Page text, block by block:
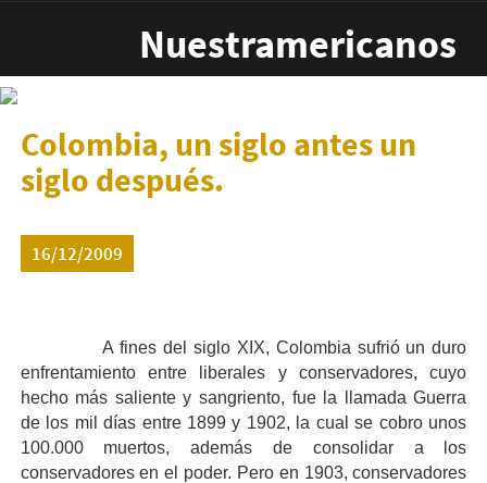
Nuestramericanos
Colombia, un siglo antes un
siglo después.
16/12/2009
A fines del siglo XIX, Colombia sufrió un duro
enfrentamiento entre liberales y conservadores, cuyo
hecho más saliente y sangriento, fue la llamada Guerra
de los mil días entre 1899 y 1902, la cual se cobro unos
100.000 muertos, además de consolidar a los
conservadores en el poder. Pero en 1903, conservadores